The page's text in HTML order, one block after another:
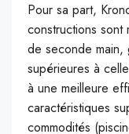
Pour sa part,
constructions
de seconde main,
supérieures à
à une meilleure
caractéristiques
commodités